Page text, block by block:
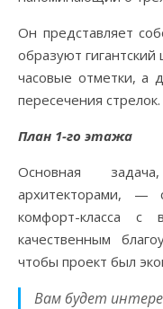
Он представляет
образуют
часовые отметки, а
пересечения стрелок.
План 1-го этажа
Основная
архитекторами, —
комфорт-класса с
качественным
чтобы проект был
Вам будет